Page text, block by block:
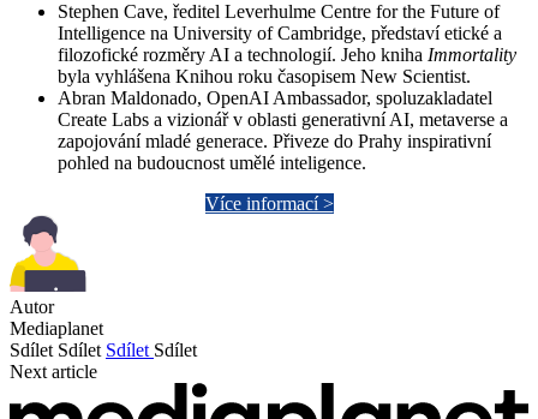
Stephen Cave, ředitel Leverhulme Centre for the Future of
Intelligence na University of Cambridge, představí etické a
filozofické rozměry AI a technologií. Jeho kniha Immortality
byla vyhlášena Knihou roku časopisem New Scientist.
Abran Maldonado, OpenAI Ambassador, spoluzakladatel
Create Labs a vizionář v oblasti generativní AI, metaverse a
zapojování mladé generace. Přiveze do Prahy inspirativní
pohled na budoucnost umělé inteligence.
Více informací >
Autor
Mediaplanet
Sdílet Sdílet Sdílet Sdílet
Next article